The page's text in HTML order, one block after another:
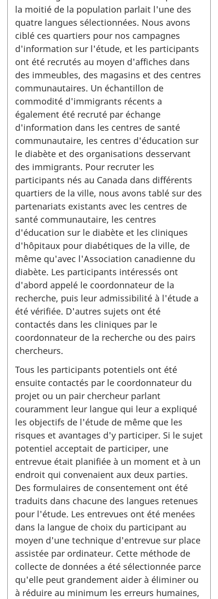
la moitié de la population parlait l'une des
quatre langues sélectionnées. Nous avons
ciblé ces quartiers pour nos campagnes
d'information sur l'étude, et les participants
ont été recrutés au moyen d'affiches dans
des immeubles, des magasins et des centres
communautaires. Un échantillon de
commodité d'immigrants récents a
également été recruté par échange
d'information dans les centres de santé
communautaire, les centres d'éducation sur
le diabète et des organisations desservant
des immigrants. Pour recruter les
participants nés au Canada dans différents
quartiers de la ville, nous avons tablé sur des
partenariats existants avec les centres de
santé communautaire, les centres
d'éducation sur le diabète et les cliniques
d'hôpitaux pour diabétiques de la ville, de
même qu'avec l'Association canadienne du
diabète. Les participants intéressés ont
d'abord appelé le coordonnateur de la
recherche, puis leur admissibilité à l'étude a
été vérifiée. D'autres sujets ont été
contactés dans les cliniques par le
coordonnateur de la recherche ou des pairs
chercheurs.
Tous les participants potentiels ont été
ensuite contactés par le coordonnateur du
projet ou un pair chercheur parlant
couramment leur langue qui leur a expliqué
les objectifs de l'étude de même que les
risques et avantages d'y participer. Si le sujet
potentiel acceptait de participer, une
entrevue était planifiée à un moment et à un
endroit qui convenaient aux deux parties.
Des formulaires de consentement ont été
traduits dans chacune des langues retenues
pour l'étude. Les entrevues ont été menées
dans la langue de choix du participant au
moyen d'une technique d'entrevue sur place
assistée par ordinateur. Cette méthode de
collecte de données a été sélectionnée parce
qu'elle peut grandement aider à éliminer ou
à réduire au minimum les erreurs humaines,